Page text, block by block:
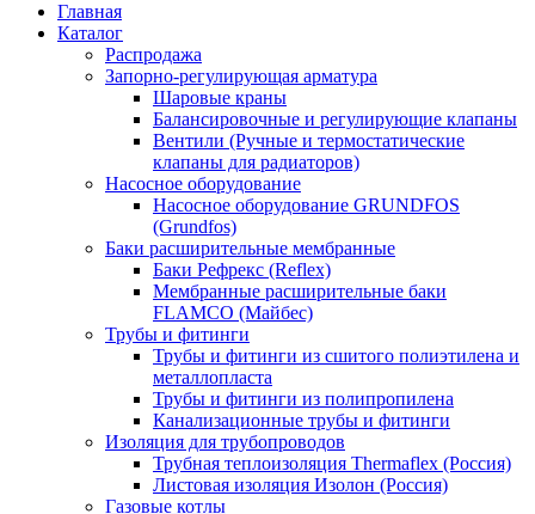
Главная
Каталог
Распродажа
Запорно-регулирующая арматура
Шаровые краны
Балансировочные и регулирующие клапаны
Вентили (Ручные и термостатические
клапаны для радиаторов)
Насосное оборудование
Насосное оборудование GRUNDFOS
(Grundfos)
Баки расширительные мембранные
Баки Рефрекс (Reflex)
Мембранные расширительные баки
FLAMCO (Майбес)
Трубы и фитинги
Трубы и фитинги из сшитого полиэтилена и
металлопласта
Трубы и фитинги из полипропилена
Канализационные трубы и фитинги
Изоляция для трубопроводов
Трубная теплоизоляция Thermaflex (Россия)
Листовая изоляция Изолон (Россия)
Газовые котлы